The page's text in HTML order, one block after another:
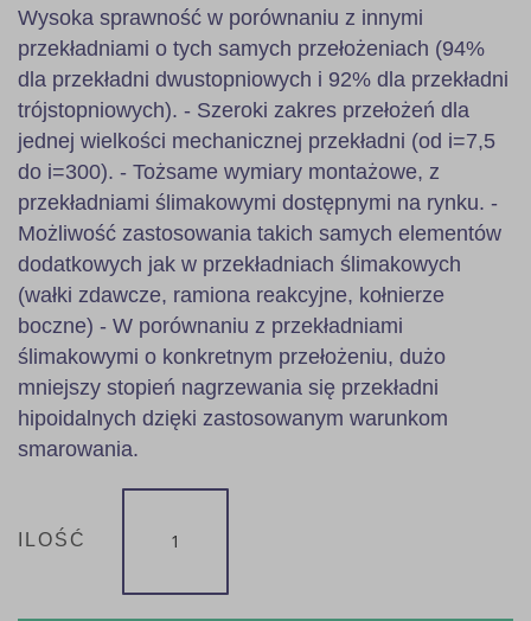
Wysoka sprawność w porównaniu z innymi
przekładniami o tych samych przełożeniach (94%
dla przekładni dwustopniowych i 92% dla przekładni
trójstopniowych). - Szeroki zakres przełożeń dla
jednej wielkości mechanicznej przekładni (od i=7,5
do i=300). - Tożsame wymiary montażowe, z
przekładniami ślimakowymi dostępnymi na rynku. -
Możliwość zastosowania takich samych elementów
dodatkowych jak w przekładniach ślimakowych
(wałki zdawcze, ramiona reakcyjne, kołnierze
boczne) - W porównaniu z przekładniami
ślimakowymi o konkretnym przełożeniu, dużo
mniejszy stopień nagrzewania się przekładni
hipoidalnych dzięki zastosowanym warunkom
smarowania.
ILOŚĆ